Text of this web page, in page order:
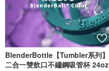
BlenderBottle【Tumbler系列】
二合一雙飲口不鏽鋼吸管杯 24oz